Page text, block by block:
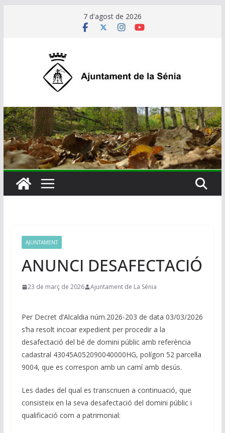
7 d'agost de 2026
AJUNTAMENT
ANUNCI DESAFECTACIÓ
23 de març de 2026 Ajuntament de La Sénia
Per Decret d’Alcaldia núm.2026-203 de data 03/03/2026
s’ha resolt incoar expedient per procedir a la
desafectació del bé de domini públic amb referència
cadastral 43045A052090040000HG, polígon 52 parcel·la
9004, que es correspon amb un camí amb desús.
Les dades del qual es transcriuen a continuació, que
consisteix en la seva desafectació del domini públic i
qualificació com a patrimonial: